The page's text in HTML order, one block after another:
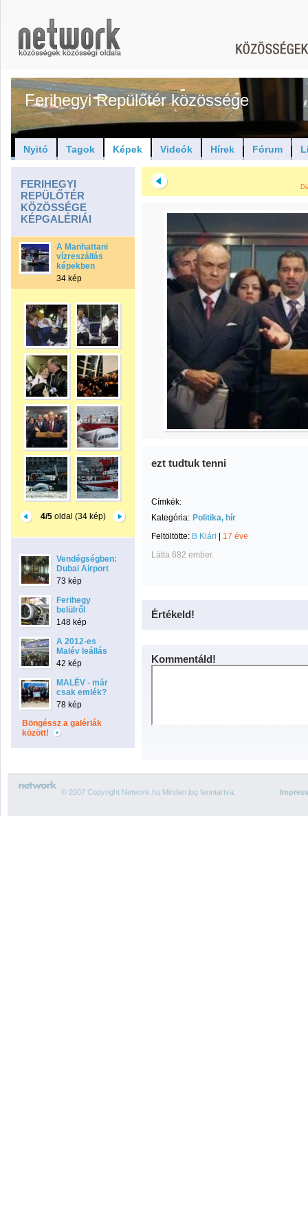
Ferihegyi Repülőtér közössége
Nyitó Tagok Képek Videók Hírek Fórum
FERIHEGYI
REPÜLŐTÉR
KÖZÖSSÉGE
KÉPGALÉRIÁI
A Manhattani
vízreszállás
képekben
34 kép
4/5oldal (34 kép)
Vendégségben:
Dubai Airport
73 kép
Ferihegy
belülről
148 kép
A 2012-es
Malév leállás
42 kép
MALÉV - már
csak emlék?
78 kép
Böngéssz a galériák
között!
ezt tudtuk tenni
Címkék:
Kategória: Politika, hír
Feltöltötte: B Klári
17 éve
Látta 682 ember.
Értékeld!
Kommentáld!
© 2007 Copyright Network.hu Minden jog fenntartva.